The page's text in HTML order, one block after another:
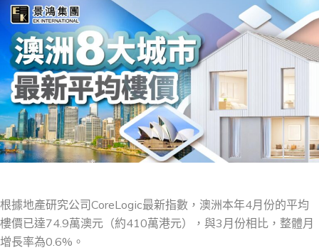
根據地產研究公司CoreLogic最新指數，澳洲本年4月份的平均
樓價已達74.9萬澳元（約410萬港元），與3月份相比，整體月
增長率為0.6%。